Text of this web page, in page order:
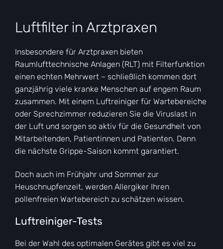
Luftfilter in Arztpraxen
Insbesondere für Arztpraxen bieten
Raumlufttechnische Anlagen (RLT) mit Filterfunktion
einen echten Mehrwert – schließlich kommen dort
ganzjährig viele kranke Menschen auf engem Raum
zusammen. Mit einem Luftreiniger für Wartebereiche
oder Sprechzimmer reduzieren Sie die Viruslast in
der Luft und sorgen so aktiv für die Gesundheit von
Mitarbeitenden, Patientinnen und Patienten. Denn
die nächste Grippe-Saison kommt garantiert.
Doch auch im Frühjahr und Sommer zur
Heuschnupfenzeit, werden Allergiker Ihren
pollenfreien Wartebereich zu schätzen wissen.
Luftreiniger-Tests
Bei der Wahl des optimalen Gerätes gibt es viel zu